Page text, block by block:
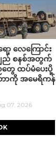
လေကြောင်း
ျည် စနစ်အတွက်
တွေ ထပ်မံပေးပို့
တာကို အမေရိကန်
07, 2026